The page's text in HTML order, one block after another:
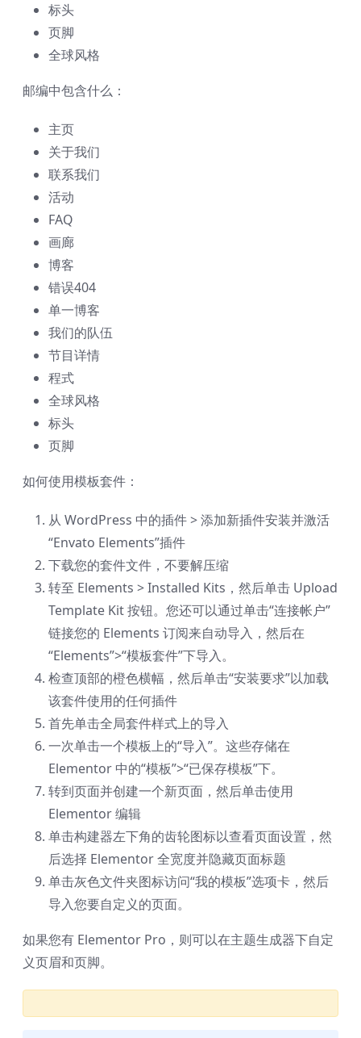
标头
页脚
全球风格
邮编中包含什么：
主页
关于我们
联系我们
活动
FAQ
画廊
博客
错误404
单一博客
我们的队伍
节目详情
程式
全球风格
标头
页脚
如何使用模板套件：
从 WordPress 中的插件 > 添加新插件安装并激活
“Envato Elements”插件
下载您的套件文件，不要解压缩
转至 Elements > Installed Kits，然后单击 Upload
Template Kit 按钮。您还可以通过单击“连接帐户”
链接您的 Elements 订阅来自动导入，然后在
“Elements”>“模板套件”下导入。
检查顶部的橙色横幅，然后单击“安装要求”以加载
该套件使用的任何插件
首先单击全局套件样式上的导入
一次单击一个模板上的“导入”。这些存储在
Elementor 中的“模板”>“已保存模板”下。
转到页面并创建一个新页面，然后单击使用
Elementor 编辑
单击构建器左下角的齿轮图标以查看页面设置，然
后选择 Elementor 全宽度并隐藏页面标题
单击灰色文件夹图标访问“我的模板”选项卡，然后
导入您要自定义的页面。
如果您有 Elementor Pro，则可以在主题生成器下自定
义页眉和页脚。